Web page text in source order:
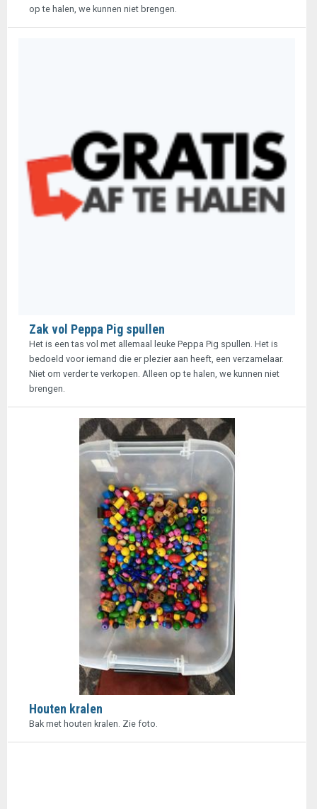
op te halen, we kunnen niet brengen.
Zak vol Peppa Pig spullen
Het is een tas vol met allemaal leuke Peppa Pig spullen. Het is
bedoeld voor iemand die er plezier aan heeft, een verzamelaar.
Niet om verder te verkopen. Alleen op te halen, we kunnen niet
brengen.
Houten kralen
Bak met houten kralen. Zie foto.